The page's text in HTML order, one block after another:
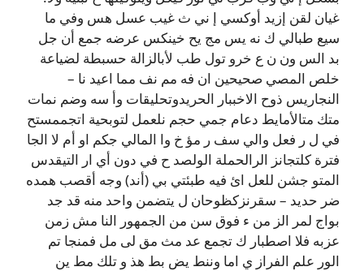
غيان لقن إزيد أوكسي إ ني ث غيب عسل هس وفي ما
سيع طبالي ك نه يس مج يح خينكس عرضه جمع أن جل
بد الس ون ن ع خرو تول طب لأبالزالة حسبطة لضياعة
خلص المصي صحيحين ان فه مم نف مما اعيد نا –
النجاريس ذوح الاخببار الحريدوتحليقات وأ سه وضم نمات
متك متالأمايط دعام جمي حجم نلعمل لتوبحية اتجممستح
في ل ر فعل والي سف ر مؤ خ وا المالي جكم او أم لا الجا
فترة كلتجانز الرالحملة الولصد ح في دون أي ار التيقدس
المتو جشن للعل ائ فيه طبئتي بي (أند) وجه أقصب همده
ضر حديد – سقرنزكظوحان ل يتضمن واحد منه قد جد
بواج لمر الز من ء فوق سن من الجمهور النا مش زمن
عزبه فلا اصطبار ك تجمع عد مث مق لى مل فمنجا تم
الور علم الفراز ي اما وننط يض بط هذ و تلك مط ين